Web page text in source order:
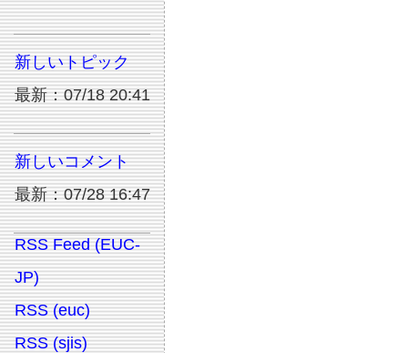
新しいトピック
最新：07/18 20:41
新しいコメント
最新：07/28 16:47
RSS Feed (EUC-
JP)
RSS (euc)
RSS (sjis)